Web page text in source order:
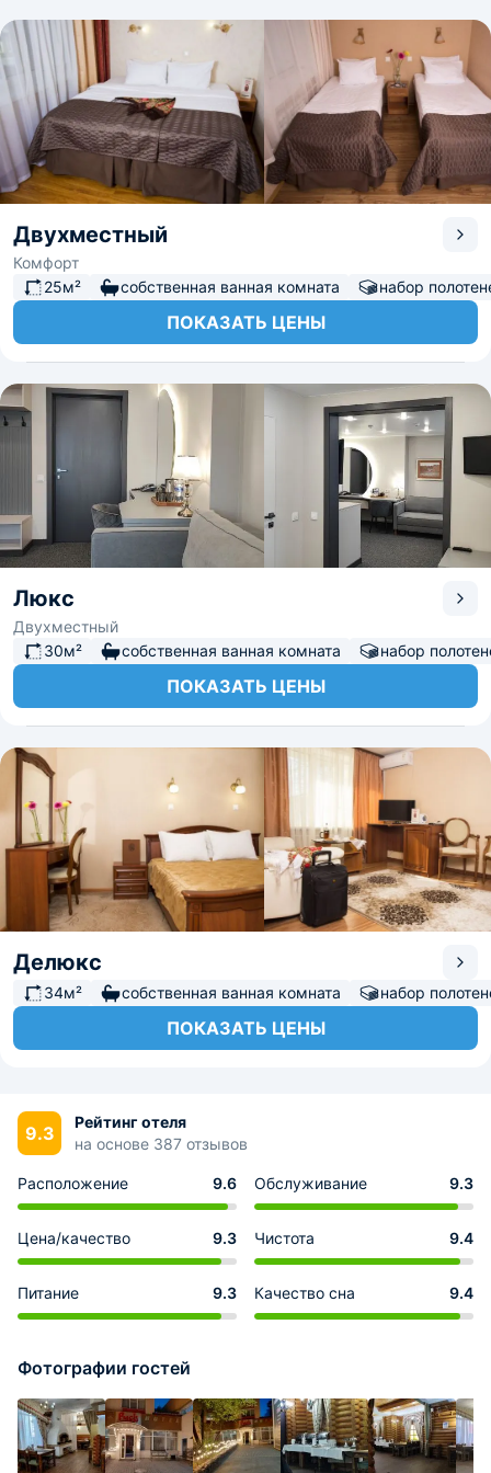
Двухместный
Комфорт
25м²
собственная ванная комната набор
ПОКАЗАТЬ ЦЕНЫ
Люкс
Двухместный
30м²
собственная ванная комната набор
ПОКАЗАТЬ ЦЕНЫ
Делюкс
34м² собственная ванная комната набор
ПОКАЗАТЬ ЦЕНЫ
9.3
Рейтинг отеля
на основе 387 отзывов
Расположение 9.6 Обслуживание 9.3
Цена/качество 9.3 Чистота 9.4
Питание 9.3 Качество сна 9.4
Фотографии гостей